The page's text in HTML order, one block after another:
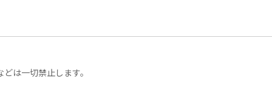
は一切禁止します。